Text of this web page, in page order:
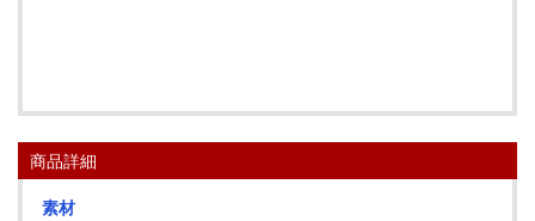
商品詳細
素材